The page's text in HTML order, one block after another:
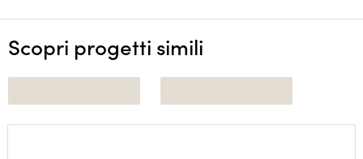
Scopri progetti simili